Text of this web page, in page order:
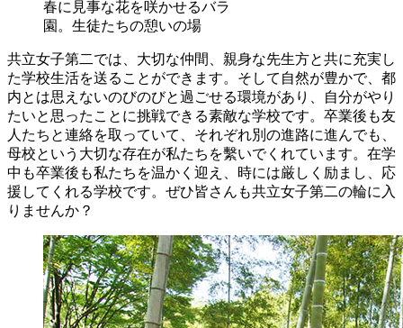
春に見事な花を咲かせるバラ
園。生徒たちの憩いの場
共立女子第二では、大切な仲間、親身な先生方と共に充実し
た学校生活を送ることができます。そして自然が豊かで、都
内とは思えないのびのびと過ごせる環境があり、自分がやり
たいと思ったことに挑戦できる素敵な学校です。卒業後も友
人たちと連絡を取っていて、それぞれ別の進路に進んでも、
母校という大切な存在が私たちを繫いでくれています。在学
中も卒業後も私たちを温かく迎え、時には厳しく励まし、応
援してくれる学校です。ぜひ皆さんも共立女子第二の輪に入
りませんか？